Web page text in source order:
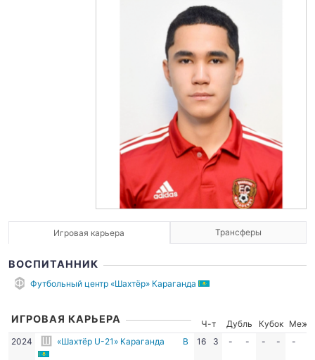
Игровая карьера Трансферы
ВОСПИТАННИК
Футбольный центр «Шахтёр» Караганда
ИГРОВАЯ КАРЬЕРА Ч-т Дубль Кубок
Межд.
2024
«Шахтёр U-21» Караганда В 16 3 - - - - -